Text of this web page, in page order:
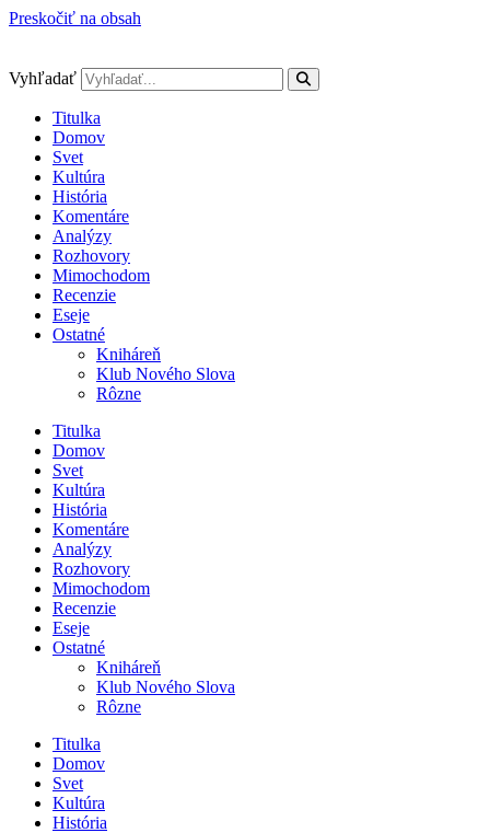
Preskočiť na obsah
Vyhľadať
Titulka
Domov
Svet
Kultúra
História
Komentáre
Analýzy
Rozhovory
Mimochodom
Recenzie
Eseje
Ostatné
Kniháreň
Klub Nového Slova
Rôzne
Titulka
Domov
Svet
Kultúra
História
Komentáre
Analýzy
Rozhovory
Mimochodom
Recenzie
Eseje
Ostatné
Kniháreň
Klub Nového Slova
Rôzne
Titulka
Domov
Svet
Kultúra
História